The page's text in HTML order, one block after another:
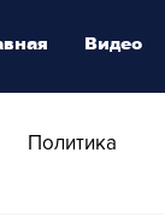
Политика
Видео